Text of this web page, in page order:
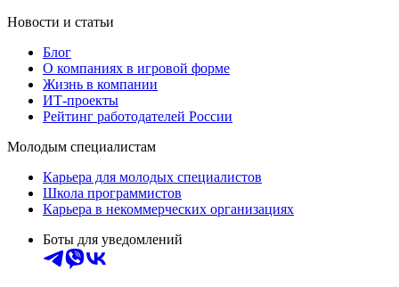
Новости и статьи
Блог
О компаниях в игровой форме
Жизнь в компании
ИТ-проекты
Рейтинг работодателей России
Молодым специалистам
Карьера для молодых специалистов
Школа программистов
Карьера в некоммерческих организациях
Боты для уведомлений